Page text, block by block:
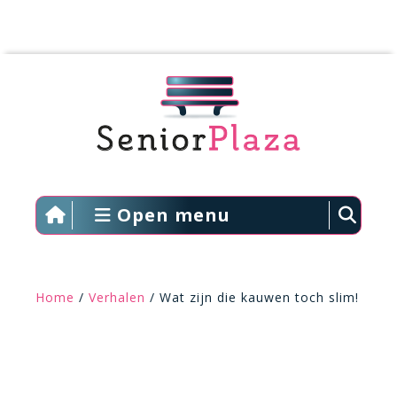
Open menu
Home / Verhalen / Wat zijn die kauwen toch slim!